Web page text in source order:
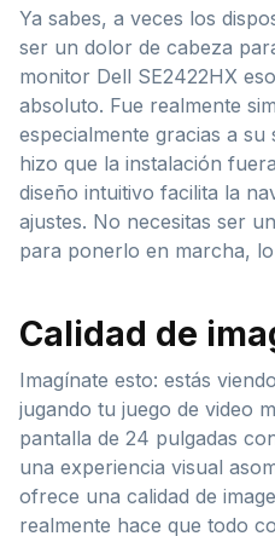
Ya sabes, a veces los
ser un dolor de cabeza
monitor Dell SE2422HX
absoluto. Fue realmente
especialmente gracias a
hizo que la instalación
diseño intuitivo facilita la
ajustes. No necesitas ser
para ponerlo en marcha,
Calidad de
Imagínate esto: estás
jugando tu juego de video
pantalla de 24 pulgadas
una experiencia visual
ofrece una calidad de
realmente hace que todo